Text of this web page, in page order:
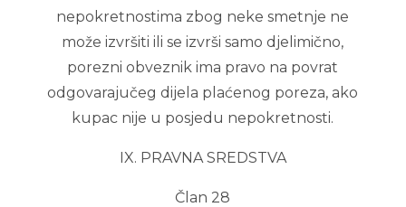
nepokretnostima zbog neke smetnje ne
može izvršiti ili se izvrši samo djelimično,
porezni obveznik ima pravo na povrat
odgovarajučeg dijela plaćenog poreza, ako
kupac nije u posjedu nepokretnosti.
IX. PRAVNA SREDSTVA
Član 28